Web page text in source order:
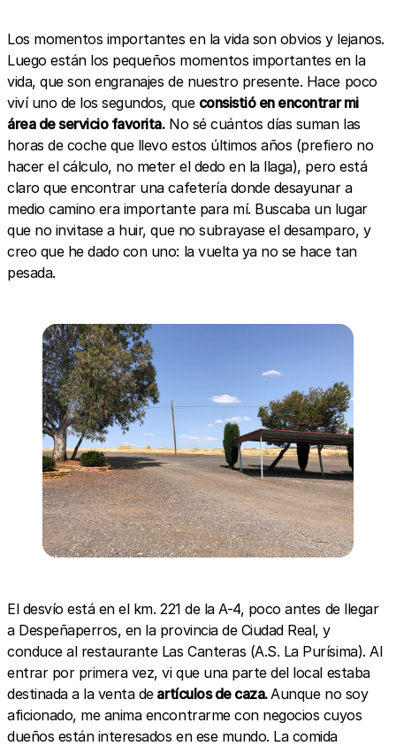
Los momentos importantes en la vida son obvios y lejanos.
Luego están los pequeños momentos importantes en la
vida, que son engranajes de nuestro presente. Hace poco
viví uno de los segundos, que consistió en encontrar mi
área de servicio favorita.No sé cuántos días suman las
horas de coche que llevo estos últimos años (prefiero no
hacer el cálculo, no meter el dedo en la llaga), pero está
claro que encontrar una cafetería donde desayunar a
medio camino era importante para mí. Buscaba un lugar
que no invitase a huir, que no subrayase el desamparo, y
creo que he dado con uno: la vuelta ya no se hace tan
pesada.
El desvío está en el km. 221 de la A-4, poco antes de llegar
a Despeñaperros, en la provincia de Ciudad Real, y
conduce al restaurante Las Canteras (A.S. La Purísima). Al
entrar por primera vez, vi que una parte del local estaba
destinada a la venta deartículos de caza. Aunque no soy
aficionado, me anima encontrarme con negocios cuyos
dueños están interesados en ese mundo. La comida